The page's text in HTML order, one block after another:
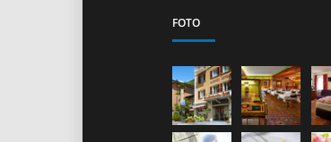
FOTO